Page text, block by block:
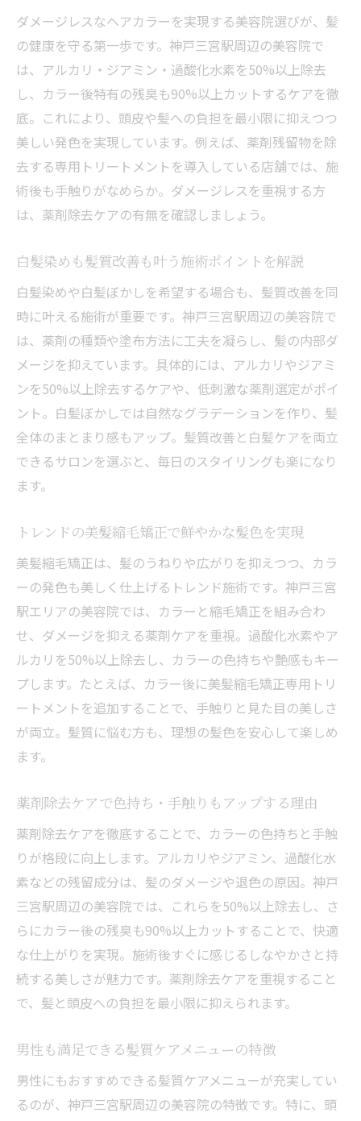
ダメージレスなヘアカラーを実現する美容院選びが、髪
の健康を守る第一歩です。神戸三宮駅周辺の美容院で
は、アルカリ・ジアミン・過酸化水素を50%以上除去
し、カラー後特有の残臭も90%以上カットするケアを徹
底。これにより、頭皮や髪への負担を最小限に抑えつつ
美しい発色を実現しています。例えば、薬剤残留物を除
去する専用トリートメントを導入している店舗では、施
術後も手触りがなめらか。ダメージレスを重視する方
は、薬剤除去ケアの有無を確認しましょう。
白髪染めも髪質改善も叶う施術ポイントを解説
白髪染めや白髪ぼかしを希望する場合も、髪質改善を同
時に叶える施術が重要です。神戸三宮駅周辺の美容院で
は、薬剤の種類や塗布方法に工夫を凝らし、髪の内部ダ
メージを抑えています。具体的には、アルカリやジアミ
ンを50%以上除去するケアや、低刺激な薬剤選定がポイ
ント。白髪ぼかしでは自然なグラデーションを作り、髪
全体のまとまり感もアップ。髪質改善と白髪ケアを両立
できるサロンを選ぶと、毎日のスタイリングも楽になり
ます。
トレンドの美髪縮毛矯正で鮮やかな髪色を実現
美髪縮毛矯正は、髪のうねりや広がりを抑えつつ、カラ
ーの発色も美しく仕上げるトレンド施術です。神戸三宮
駅エリアの美容院では、カラーと縮毛矯正を組み合わ
せ、ダメージを抑える薬剤ケアを重視。過酸化水素やア
ルカリを50%以上除去し、カラーの色持ちや艶感もキー
プします。たとえば、カラー後に美髪縮毛矯正専用トリ
ートメントを追加することで、手触りと見た目の美しさ
が両立。髪質に悩む方も、理想の髪色を安心して楽しめ
ます。
薬剤除去ケアで色持ち・手触りもアップする理由
薬剤除去ケアを徹底することで、カラーの色持ちと手触
りが格段に向上します。アルカリやジアミン、過酸化水
素などの残留成分は、髪のダメージや退色の原因。神戸
三宮駅周辺の美容院では、これらを50%以上除去し、さ
らにカラー後の残臭も90%以上カットすることで、快適
な仕上がりを実現。施術後すぐに感じるしなやかさと持
続する美しさが魅力です。薬剤除去ケアを重視すること
で、髪と頭皮への負担を最小限に抑えられます。
男性も満足できる髪質ケアメニューの特徴
男性にもおすすめできる髪質ケアメニューが充実してい
るのが、神戸三宮駅周辺の美容院の特徴です。特に、頭